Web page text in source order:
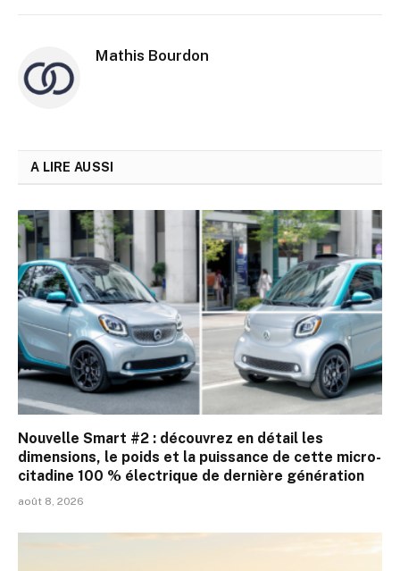
Mathis Bourdon
A LIRE AUSSI
Nouvelle Smart #2 : découvrez en détail les
dimensions, le poids et la puissance de cette micro-
citadine 100 % électrique de dernière génération
août 8, 2026